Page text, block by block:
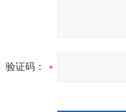
验证码：